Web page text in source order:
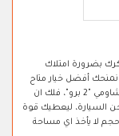
بضرورة امتلاك
أفضل خيار متاح
ضمن موقع علي اكسبرس في الكويت، وهو منفاخ هواء شاومي "2 برو"، فلك ان
ليعطيك قوة
وحجم لا يأخذ اي مساحة